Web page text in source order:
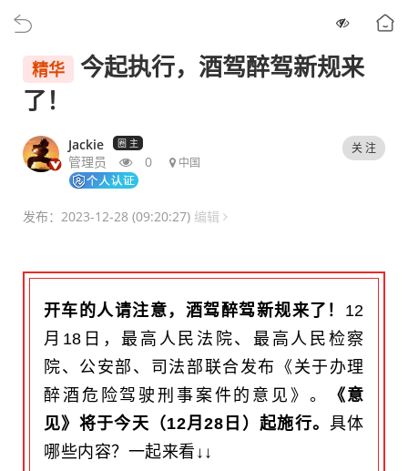
精华
今起执行，酒驾醉驾新规来
了！
Jackie 圈 主
管理员 0 中国
关 注
发布：2023-12-28 (09:20:27) 编辑
开车的人请注意，酒驾醉驾新规来了！ 12
月18日，最高人民法院、最高人民检察
院、公安部、司法部联合发布《关于办理
醉酒危险驾驶刑事案件的意见》。
《意
见》将于今天（12月28日 ）起施行。 具体
哪些内容？一起来看↓ ↓